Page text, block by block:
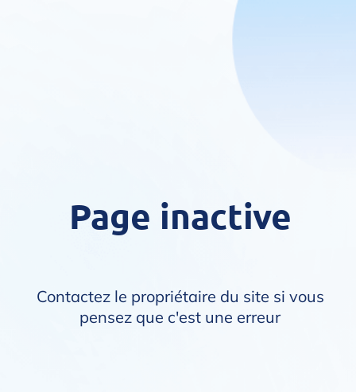
Page inactive
Contactez le propriétaire du site si vous
pensez que c'est une erreur